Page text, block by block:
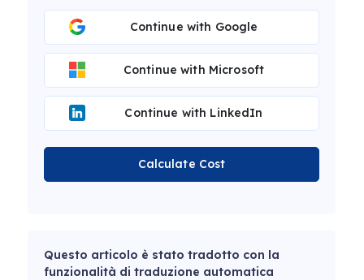
Continue with Google
Continue with Microsoft
Continue with LinkedIn
Calculate Cost
Questo articolo è stato tradotto con la
funzionalità di traduzione automatica